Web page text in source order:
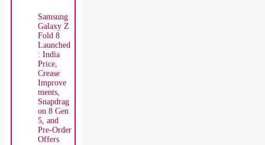
Samsung
Galaxy Z
Fold 8
Launched
: India
Price,
Crease
Improve
ments,
Snapdrag
on 8 Gen
5, and
Pre-Order
Offers